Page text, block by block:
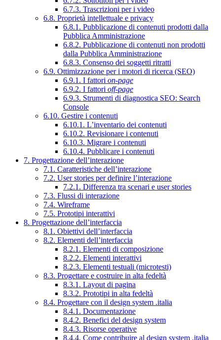
6.7.3. Trascrizioni per i video
6.8. Proprietà intellettuale e privacy
6.8.1. Pubblicazione di contenuti prodotti dalla
Pubblica Amministrazione
6.8.2. Pubblicazione di contenuti non prodotti
dalla Pubblica Amministrazione
6.8.3. Consenso dei soggetti ritratti
6.9. Ottimizzazione per i motori di ricerca (SEO)
6.9.1. I fattori on-page
6.9.2. I fattori off-page
6.9.3. Strumenti di diagnostica SEO: Search
Console
6.10. Gestire i contenuti
6.10.1. L’inventario dei contenuti
6.10.2. Revisionare i contenuti
6.10.3. Migrare i contenuti
6.10.4. Pubblicare i contenuti
7. Progettazione dell’interazione
7.1. Caratteristiche dell’interazione
7.2. User stories per definire l’interazione
7.2.1. Differenza tra scenari e user stories
7.3. Flussi di interazione
7.4. Wireframe
7.5. Prototipi interattivi
8. Progettazione dell’interfaccia
8.1. Obiettivi dell’interfaccia
8.2. Elementi dell’interfaccia
8.2.1. Elementi di composizione
8.2.2. Elementi interattivi
8.2.3. Elementi testuali (microtesti)
8.3. Progettare e costruire in alta fedeltà
8.3.1. Layout di pagina
8.3.2. Prototipi in alta fedeltà
8.4. Progettare con il design system .italia
8.4.1. Documentazione
8.4.2. Benefici del design system
8.4.3. Risorse operative
8.4.4. Come contribuire al design system .italia